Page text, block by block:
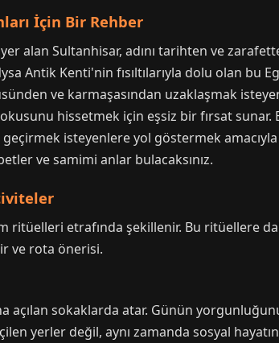
İçin Bir Rehber
alan Sultanhisar, adını tarihten ve
Antik Kenti'nin fısıltılarıyla dolu olan bu
ve karmaşasından uzaklaşmak
hissetmek için eşsiz bir fırsat sunar.
isteyenlere yol göstermek amacıyla
ve samimi anlar bulacaksınız.
ritüelleri etrafında şekillenir. Bu ritüellere
ve rota önerisi.
açılan sokaklarda atar. Günün
yerler değil, aynı zamanda sosyal